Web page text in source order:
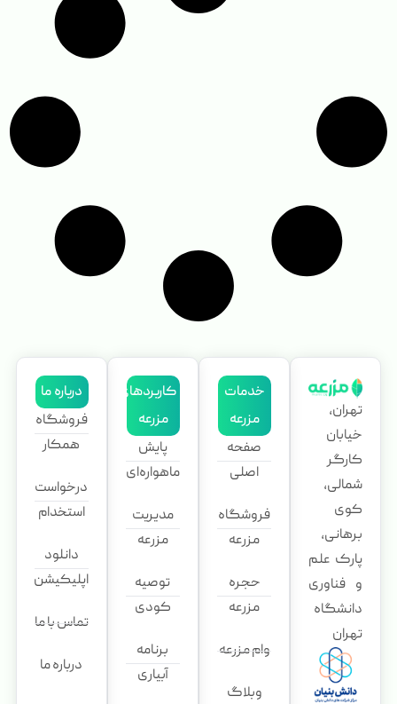
تهران،
خیابان
کارگر
شمالی،
کوی
برهانی،
پارک علم
و فناوری
دانشگاه
تهران
خدمات
مزرعه
صفحه
اصلی
فروشگاه
مزرعه
حجره
مزرعه
وام مزرعه
وبلاگ
کاربردهای
مزرعه
پایش
ماهواره‌ای
مدیریت
مزرعه
توصیه
کودی
برنامه
آبیاری
درباره ما
فروشگاه
همکار
درخواست
استخدام
دانلود
اپلیکیشن
تماس با ما
درباره ما